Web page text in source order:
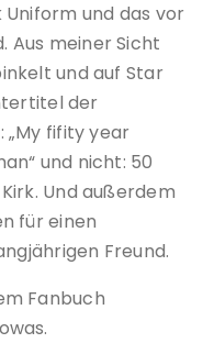
und das vor
Aus meiner Sicht
und auf Star
der
„My fifity year
und nicht: 50
Und außerdem
für einen
Freund.
Fanbuch